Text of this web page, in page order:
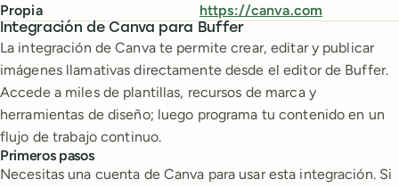
Propia
https://canva.com
Integración de Canva para Buffer
La integración de Canva te permite crear, editar y publicar
imágenes llamativas directamente desde el editor de Buffer.
Accede a miles de plantillas, recursos de marca y
herramientas de diseño; luego programa tu contenido en un
flujo de trabajo continuo.
Primeros pasos
Necesitas una cuenta de Canva para usar esta integración. Si